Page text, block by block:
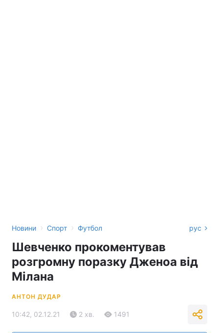
Новини › Спорт › Футбол рус
Шевченко прокоментував
розгромну поразку Дженоа від
Мілана
АНТОН ДУДАР
10:42, 02.12.21 2 хв. 1491